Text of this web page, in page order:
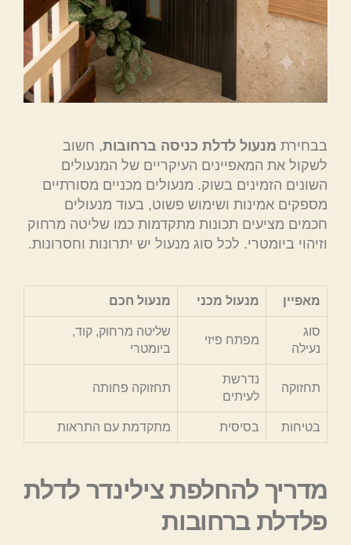
בבחירת מנעול לדלת כניסה ברחובות, חשוב
לשקול את המאפיינים העיקריים של המנעולים
השונים הזמינים בשוק. מנעולים מכניים מסורתיים
מספקים אמינות ושימוש פשוט, בעוד מנעולים
חכמים מציעים תכונות מתקדמות כמו שליטה מרחוק
וזיהוי ביומטרי. לכל סוג מנעול יש יתרונות וחסרונות.
מאפיין מנעול מכני מנעול חכם
סוג
נעילה
מפתח פיזי
שליטה מרחוק, קוד,
ביומטרי
תחזוקה
נדרשת
לעיתים
תחזוקה פחותה
בטיחות בסיסית מתקדמת עם התראות
מדריך להחלפת צילינדר לדלת
פלדלת ברחובות